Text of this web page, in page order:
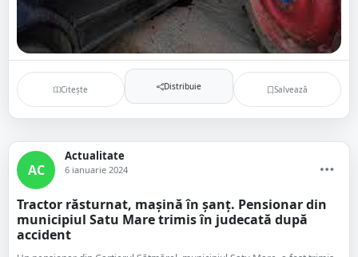
Citește Distribuie Salvează
AC
Actualitate
6 ianuarie 2024
Tractor răsturnat, mașină în șanț. Pensionar din
municipiul Satu Mare trimis în judecată după
accident